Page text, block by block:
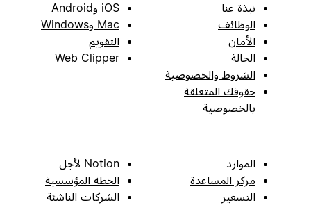
نبذة عنا
الوظائف
الأمان
الحالة
الشروط والخصوصية
حقوقك المتعلقة
بالخصوصية
iOS وAndroid
Mac وWindows
التقويم
Web Clipper
الموارد
مركز المساعدة
التسعير
Notion لأجل
الخطة المؤسسية
الشركات الناشئة